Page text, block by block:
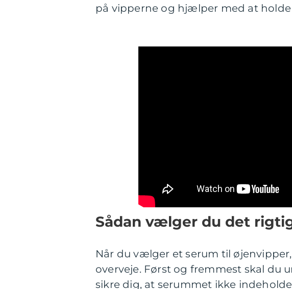
på vipperne og hjælper med at
Sådan vælger du det
Når du vælger et serum til
overveje. Først og fremmest skal du
sikre dig, at serummet ikke